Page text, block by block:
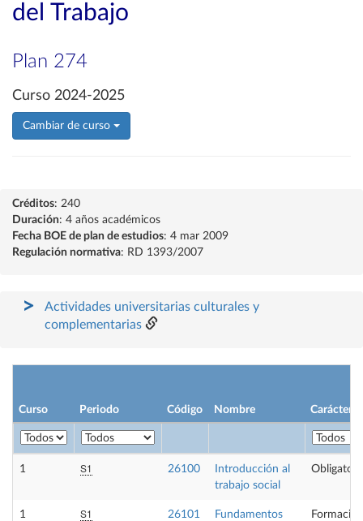
del Trabajo
Plan 274
Curso 2024-2025
Cambiar de curso
Créditos: 240
Duración: 4 años académicos
Fecha BOE de plan de estudios: 4 mar 2009
Regulación normativa: RD 1393/2007
Actividades universitarias culturales y
complementarias
Curso Periodo Código Nombre Carácter
1 S1 26100
Introducción al
trabajo social
1 S1 26101
Fundamentos